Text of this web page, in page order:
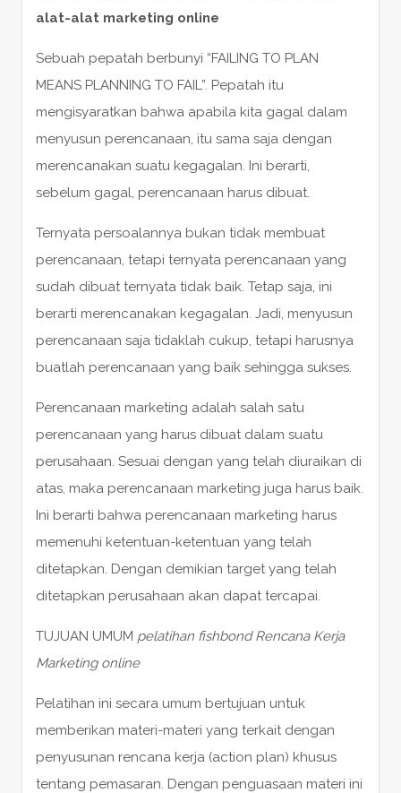
alat-alat marketing online
Sebuah pepatah berbunyi “FAILING TO PLAN
MEANS PLANNING TO FAIL”. Pepatah itu
mengisyaratkan bahwa apabila kita gagal dalam
menyusun perencanaan, itu sama saja dengan
merencanakan suatu kegagalan. Ini berarti,
sebelum gagal, perencanaan harus dibuat.
Ternyata persoalannya bukan tidak membuat
perencanaan, tetapi ternyata perencanaan yang
sudah dibuat ternyata tidak baik. Tetap saja, ini
berarti merencanakan kegagalan. Jadi, menyusun
perencanaan saja tidaklah cukup, tetapi harusnya
buatlah perencanaan yang baik sehingga sukses.
Perencanaan marketing adalah salah satu
perencanaan yang harus dibuat dalam suatu
perusahaan. Sesuai dengan yang telah diuraikan di
atas, maka perencanaan marketing juga harus baik.
Ini berarti bahwa perencanaan marketing harus
memenuhi ketentuan-ketentuan yang telah
ditetapkan. Dengan demikian target yang telah
ditetapkan perusahaan akan dapat tercapai.
TUJUAN UMUM pelatihan fishbond Rencana Kerja
Marketing online
Pelatihan ini secara umum bertujuan untuk
memberikan materi-materi yang terkait dengan
penyusunan rencana kerja (action plan) khusus
tentang pemasaran. Dengan penguasaan materi ini